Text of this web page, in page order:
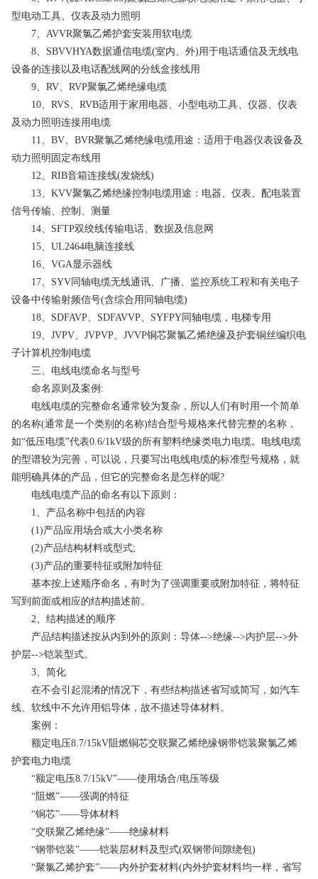
型电动工具、仪表及动力照明
7、AVVR聚氯乙烯护套安装用软电缆
8、SBVVHYA数据通信电缆(室内、外)用于电话通信及无线电
设备的连接以及电话配线网的分线盒接线用
9、RV、RVP聚氯乙烯绝缘电缆
10、RVS、RVB适用于家用电器、小型电动工具、仪器、仪表
及动力照明连接用电缆
11、BV、BVR聚氯乙烯绝缘电缆用途：适用于电器仪表设备及
动力照明固定布线用
12、RIB音箱连接线(发烧线)
13、KVV聚氯乙烯绝缘控制电缆用途：电器、仪表、配电装置
信号传输、控制、测量
14、SFTP双绞线传输电话、数据及信息网
15、UL2464电脑连接线
16、VGA显示器线
17、SYV同轴电缆无线通讯、广播、监控系统工程和有关电子
设备中传输射频信号(含综合用同轴电缆)
18、SDFAVP、SDFAVVP、SYFPY同轴电缆，电梯专用
19、JVPV、JVPVP、JVVP铜芯聚氯乙烯绝缘及护套铜丝编织电
子计算机控制电缆
三、电线电缆命名与型号
命名原则及案例:
电线电缆的完整命名通常较为复杂，所以人们有时用一个简单
的名称(通常是一个类别的名称)结合型号规格来代替完整的名称，
如“低压电缆”代表0.6/1kV级的所有塑料绝缘类电力电缆。电线电缆
的型谱较为完善，可以说，只要写出电线电缆的标准型号规格，就
能明确具体的产品，但它的完整命名是怎样的呢?
电线电缆产品的命名有以下原则：
1、产品名称中包括的内容
(1)产品应用场合或大小类名称
(2)产品结构材料或型式;
(3)产品的重要特征或附加特征
基本按上述顺序命名，有时为了强调重要或附加特征，将特征
写到前面或相应的结构描述前。
2、结构描述的顺序
产品结构描述按从内到外的原则：导体-->绝缘-->内护层-->外
护层-->铠装型式。
3、简化
在不会引起混淆的情况下，有些结构描述省写或简写，如汽车
线、软线中不允许用铝导体，故不描述导体材料。
案例：
额定电压8.7/15kV阻燃铜芯交联聚乙烯绝缘钢带铠装聚氯乙烯
护套电力电缆
“额定电压8.7/15kV”——使用场合/电压等级
“阻燃”——强调的特征
“铜芯”——导体材料
“交联聚乙烯绝缘”——绝缘材料
“钢带铠装”——铠装层材料及型式(双钢带间隙绕包)
“聚氯乙烯护套”——内外护套材料(内外护套材料均一样，省写